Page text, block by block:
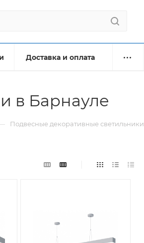
Доставка и оплата
в Барнауле
Подвесные декоративные светильники